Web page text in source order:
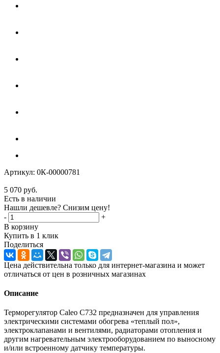
Артикул: 0К-00000781
5 070 руб.
Есть в наличии
Нашли дешевле? Снизим цену!
-
+
В корзину
Купить в 1 клик
Поделиться
Цена действительна только для интернет-магазина и может
отличаться от цен в розничных магазинах
Описание
Терморегулятор Caleo C732 предназначен для управления
электрическими системами обогрева «теплый пол»,
электроклапанами и вентилями, радиаторами отопления и
другим нагревательным электрооборудованием по выносному
и/или встроенному датчику температуры.